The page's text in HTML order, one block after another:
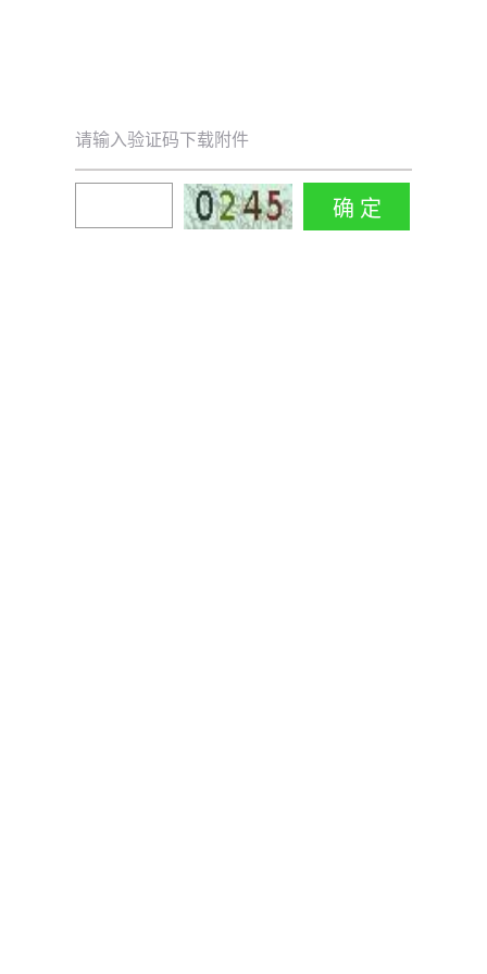
请输入验证码下载附件